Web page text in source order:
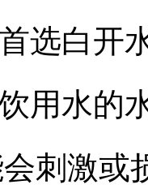
选白开
用水的
刺激或